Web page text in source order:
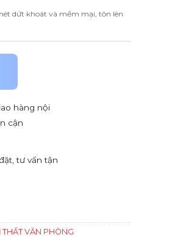
dứt khoát và mềm mại, tôn lên
hàng nội
cận
tư vấn tận
THẤT VĂN PHÒNG